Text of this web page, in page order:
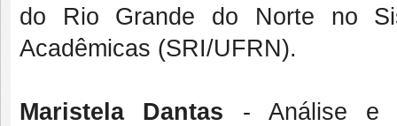
do Rio Grande do Norte no
Acadêmicas (SRI/UFRN).
Maristela Dantas - Análise e